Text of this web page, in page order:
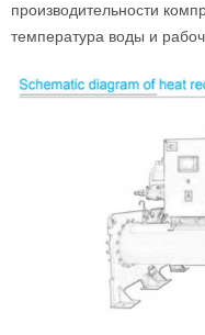
производительности
температура воды и